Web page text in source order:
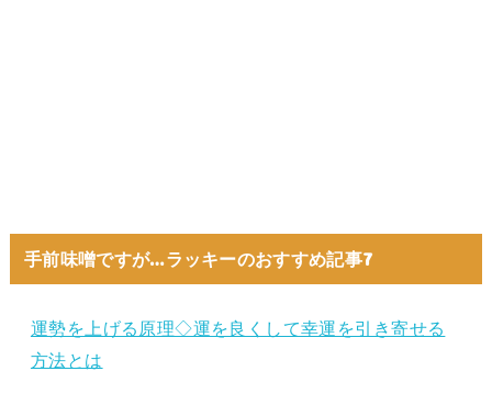
手前味噌ですが…ラッキーのおすすめ記事7
運勢を上げる原理◇運を良くして幸運を引き寄せる
方法とは